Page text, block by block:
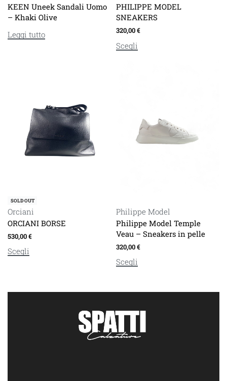
KEEN Uneek Sandali Uomo
– Khaki Olive
Leggi tutto
PHILIPPE MODEL
SNEAKERS
320,00€
Scegli
SOLD OUT
Orciani
ORCIANI BORSE
530,00€
Scegli
Philippe Model
Philippe Model Temple
Veau – Sneakers in pelle
320,00€
Scegli